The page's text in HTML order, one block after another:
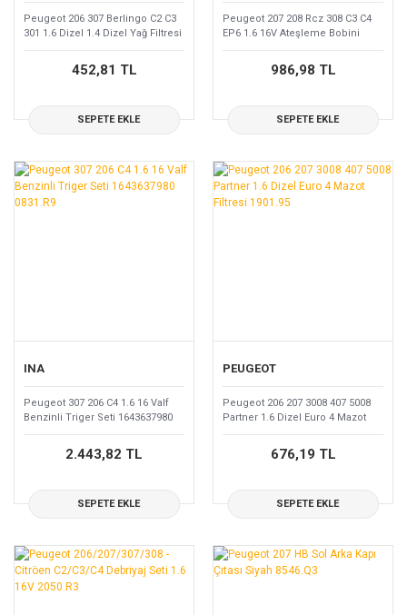
Peugeot 206 307 Berlingo C2 C3
301 1.6 Dizel 1.4 Dizel Yağ Filtresi
1109.AY
452,81 TL
SEPETE EKLE
Peugeot 207 208 Rcz 308 C3 C4
EP6 1.6 16V Ateşleme Bobini
9807841880
986,98 TL
SEPETE EKLE
INA
Peugeot 307 206 C4 1.6 16 Valf
Benzinli Triger Seti 1643637980
0831.R9
2.443,82 TL
SEPETE EKLE
PEUGEOT
Peugeot 206 207 3008 407 5008
Partner 1.6 Dizel Euro 4 Mazot
Filtresi 1901.95
676,19 TL
SEPETE EKLE